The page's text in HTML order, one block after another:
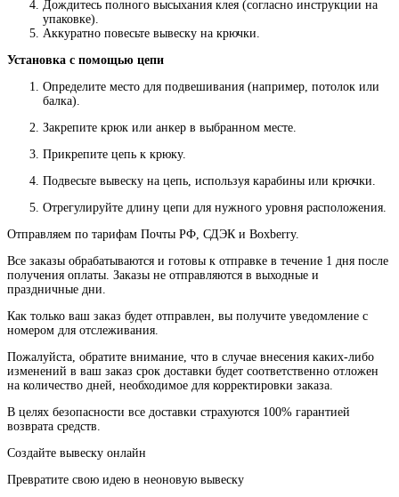
Дождитесь полного высыхания клея (согласно инструкции на
упаковке).
Аккуратно повесьте вывеску на крючки.
Установка с помощью цепи
Определите место для подвешивания (например, потолок или
балка).
Закрепите крюк или анкер в выбранном месте.
Прикрепите цепь к крюку.
Подвесьте вывеску на цепь, используя карабины или крючки.
Отрегулируйте длину цепи для нужного уровня расположения.
Отправляем по тарифам Почты РФ, СДЭК и Boxberry.
Все заказы обрабатываются и готовы к отправке в течение 1 дня после
получения оплаты Заказы не отправляются в выходные и
праздничные дни
Как только ваш заказ будет отправлен вы получите уведомление с
номером для отслеживания
Пожалуйста , обратите внимание что в случае внесения каких-либо
изменений в ваш заказ срок доставки будет соответственно отложен
на количество дней необходимое для корректировки заказа
В целях безопасности все доставки страхуются 100% гарантией
возврата средств.
Создайте вывеску онлайн
Превратите свою идею в неоновую вывеску